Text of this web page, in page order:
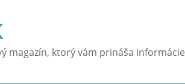
magazín, ktorý vám prináša